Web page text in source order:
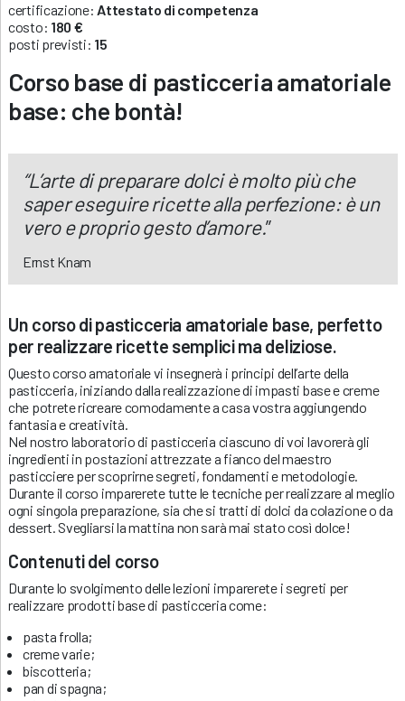
certificazione: Attestato di competenza
costo: 180 €
posti previsti: 15
Corso base di pasticceria amatoriale
base: che bontà!
“L’arte di preparare dolci è molto più che
saper eseguire ricette alla perfezione: è un
vero e proprio gesto d’amore.”
Ernst Knam
Un corso di pasticceria amatoriale base, perfetto
per realizzare ricette semplici ma deliziose.
Questo corso amatoriale vi insegnerà i principi dell’arte della
pasticceria, iniziando dalla realizzazione di impasti base e creme
che potrete ricreare comodamente a casa vostra aggiungendo
fantasia e creatività.
Nel nostro laboratorio di pasticceria ciascuno di voi lavorerà gli
ingredienti in postazioni attrezzate a fianco del maestro
pasticciere per scoprirne segreti, fondamenti e metodologie.
Durante il corso imparerete tutte le tecniche per realizzare al meglio
ogni singola preparazione, sia che si tratti di dolci da colazione o da
dessert. Svegliarsi la mattina non sarà mai stato così dolce!
Contenuti del corso
Durante lo svolgimento delle lezioni imparerete i segreti per
realizzare prodotti base di pasticceria come:
pasta frolla;
creme varie;
biscotteria;
pan di spagna;